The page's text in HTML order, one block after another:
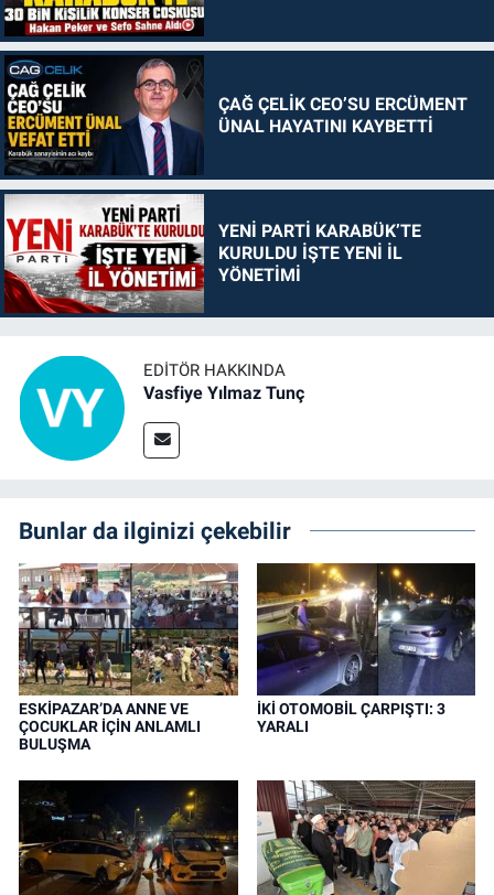
ÇAĞ ÇELİK CEO’SU ERCÜMENT
ÜNAL HAYATINI KAYBETTİ
YENİ PARTİ KARABÜK’TE
KURULDU İŞTE YENİ İL
YÖNETİMİ
EDITÖR HAKKINDA
Vasfiye Yılmaz Tunç
Bunlar da ilginizi çekebilir
ESKİPAZAR’DA ANNE VE
ÇOCUKLAR İÇİN ANLAMLI
BULUŞMA
İKİ OTOMOBİL ÇARPIŞTI: 3
YARALI